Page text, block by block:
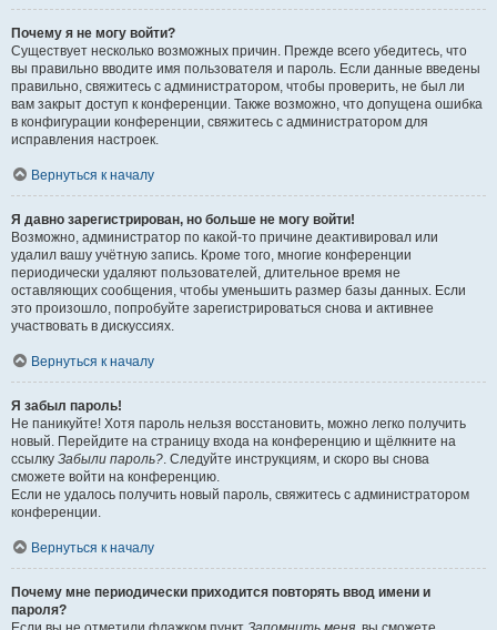
Почему я не могу войти?
Существует несколько возможных причин. Прежде всего убедитесь, что
вы правильно вводите имя пользователя и пароль. Если данные введены
правильно, свяжитесь с администратором, чтобы проверить, не был ли
вам закрыт доступ к конференции. Также возможно, что допущена ошибка
в конфигурации конференции, свяжитесь с администратором для
исправления настроек.
Вернуться к началу
Я давно зарегистрирован, но больше не могу войти!
Возможно, администратор по какой-то причине деактивировал или
удалил вашу учётную запись. Кроме того, многие конференции
периодически удаляют пользователей, длительное время не
оставляющих сообщения, чтобы уменьшить размер базы данных. Если
это произошло, попробуйте зарегистрироваться снова и активнее
участвовать в дискуссиях.
Вернуться к началу
Я забыл пароль!
Не паникуйте! Хотя пароль нельзя восстановить, можно легко получить
новый. Перейдите на страницу входа на конференцию и щёлкните на
ссылку Забыли пароль?. Следуйте инструкциям, и скоро вы снова
сможете войти на конференцию.
Если не удалось получить новый пароль, свяжитесь с администратором
конференции.
Вернуться к началу
Почему мне периодически приходится повторять ввод имени и
пароля?